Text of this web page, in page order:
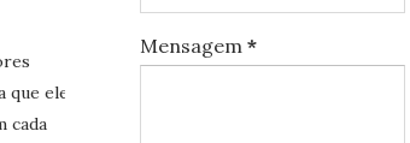
eles
cada
Mensagem *